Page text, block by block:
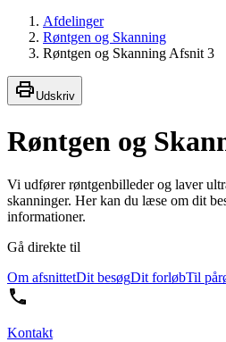
Afdelinger
Røntgen og Skanning
Røntgen og Skanning Afsnit 3
Udskriv
Røntgen og
Vi udfører røntgenbilleder og laver
skanninger. Her kan du læse om dit
informationer.
Gå direkte til
Om afsnittetDit besøgDit forløbTil
Kontakt